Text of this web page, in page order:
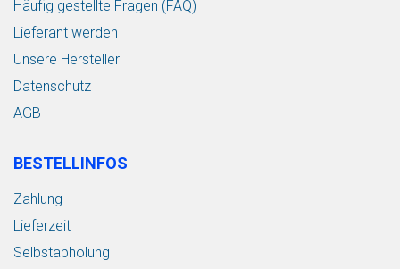
Häufig gestellte Fragen (FAQ)
Lieferant werden
Unsere Hersteller
Datenschutz
AGB
BESTELLINFOS
Zahlung
Lieferzeit
Selbstabholung